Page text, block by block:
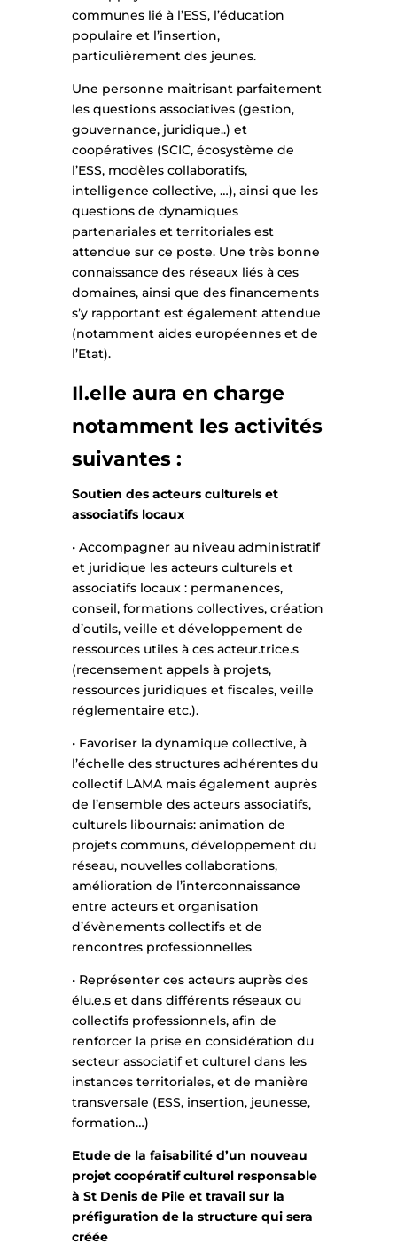
communes lié à l’ESS, l’éducation
populaire et l’insertion,
particulièrement des jeunes.
Une personne maitrisant parfaitement
les questions associatives (gestion,
gouvernance, juridique..) et
coopératives (SCIC, écosystème de
l’ESS, modèles collaboratifs,
intelligence collective, …), ainsi que les
questions de dynamiques
partenariales et territoriales est
attendue sur ce poste. Une très bonne
connaissance des réseaux liés à ces
domaines, ainsi que des financements
s’y rapportant est également attendue
(notamment aides européennes et de
l’Etat).
Il.elle aura en charge
notamment les activités
suivantes :
Soutien des acteurs culturels et
associatifs locaux
• Accompagner au niveau administratif
et juridique les acteurs culturels et
associatifs locaux : permanences,
conseil, formations collectives, création
d’outils, veille et développement de
ressources utiles à ces acteur.trice.s
(recensement appels à projets,
ressources juridiques et fiscales, veille
réglementaire etc.).
• Favoriser la dynamique collective, à
l’échelle des structures adhérentes du
collectif LAMA mais également auprès
de l’ensemble des acteurs associatifs,
culturels libournais: animation de
projets communs, développement du
réseau, nouvelles collaborations,
amélioration de l’interconnaissance
entre acteurs et organisation
d’évènements collectifs et de
rencontres professionnelles
• Représenter ces acteurs auprès des
élu.e.s et dans différents réseaux ou
collectifs professionnels, afin de
renforcer la prise en considération du
secteur associatif et culturel dans les
instances territoriales, et de manière
transversale (ESS, insertion, jeunesse,
formation…)
Etude de la faisabilité d’un nouveau
projet coopératif culturel responsable
à St Denis de Pile et travail sur la
préfiguration de la structure qui sera
créée